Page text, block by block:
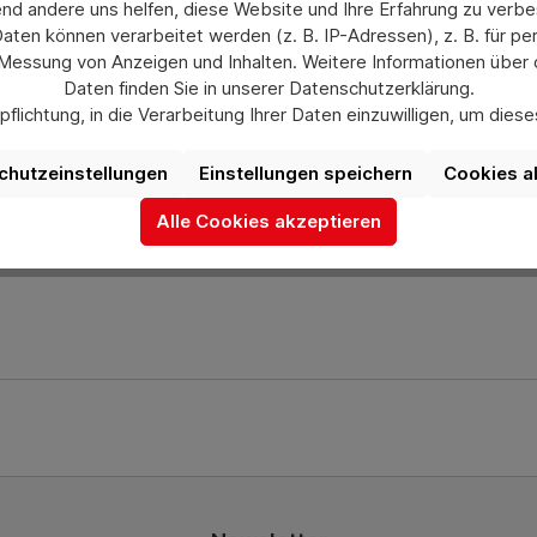
vorwiegend Polyethylen (PE) und Polypropylen (PP),
physiologisch völlig unbedenklich und
Euro-Maßen.
bei uns über das Kontaktformular oder unter
andere uns helfen, diese Website und Ihre Erfahrung zu
können verarbeitet werden (z. B. IP-Adressen), z. B. für
von Anzeigen und Inhalten. Weitere Informationen über
Daten finden Sie in unserer Datenschutzerklärung.
in die Verarbeitung Ihrer Daten einzuwilligen, um
individueller Einstellungen möglicherweise nicht alle
verfügbar sind.
Mehr Informationen
Cookies
Einstellungen speichern
Alle Cookies akzeptieren